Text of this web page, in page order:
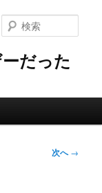
だった
索
次へ→